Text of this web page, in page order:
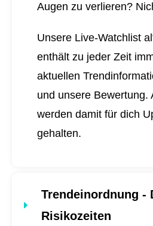
Augen zu verlieren?
Unsere Live-Watchlist
enthält zu jeder Zeit
aktuellen
und unsere Bewertung.
werden damit für dich
gehalten.
Trendeinordnung -
Risikozeiten